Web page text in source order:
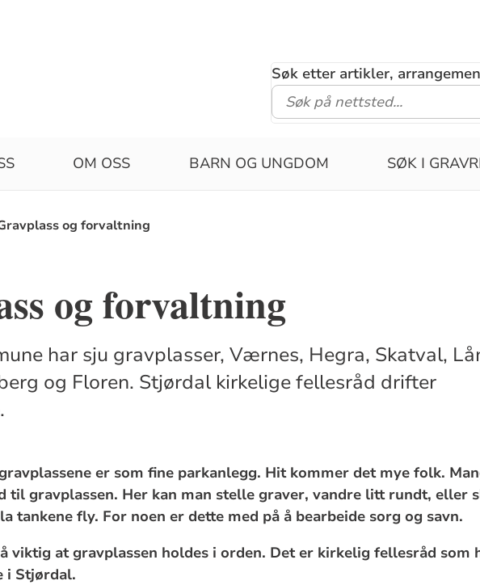
Søk etter artikler,
OM OSS BARN OG UNGDOM SØK I
og forvaltning
og forvaltning
har sju gravplasser, Værnes, Hegra, Skatval,
og Floren. Stjørdal kirkelige fellesråd drifter
er som fine parkanlegg. Hit kommer det mye folk.
til gravplassen. Her kan man stelle graver, vandre litt rundt, eller
tankene fly. For noen er dette med på å bearbeide sorg og savn.
viktig at gravplassen holdes i orden. Det er kirkelig fellesråd som
i Stjørdal.